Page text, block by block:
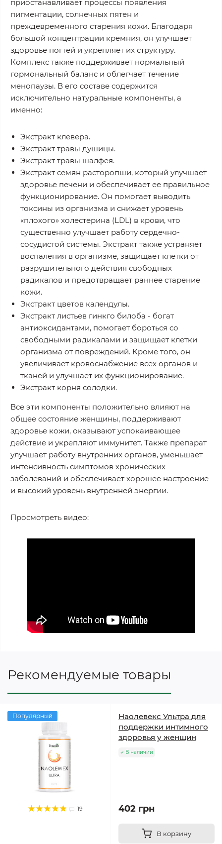
приостанавливает процессы появления
пигментации, солнечных пятен и
преждевременного старения кожи. Благодаря
большой концентрации кремния, он улучшает
здоровье ногтей и укрепляет их структуру.
Комплекс также поддерживает нормальный
гормональный баланс и облегчает течение
менопаузы. В его составе содержится
исключительно натуральные компоненты, а
именно:
Экстракт клевера.
Экстракт травы душицы.
Экстракт травы шалфея.
Экстракт семян расторопши, который улучшает
здоровье печени и обеспечивает ее правильное
функционирование. Он помогает выводить
токсины из организма и снижает уровень
«плохого» холестерина (LDL) в крови, что
существенно улучшает работу сердечно-
сосудистой системы. Экстракт также устраняет
воспаления в организме, защищает клетки от
разрушительного действия свободных
радикалов и предотвращает раннее старение
кожи.
Экстракт цветов календулы.
Экстракт листьев гинкго билоба - богат
антиоксидантами, помогает бороться со
свободными радикалами и защищает клетки
организма от повреждений. Кроме того, он
увеличивает кровоснабжение всех органов и
тканей и улучшает их функционирование.
Экстракт корня солодки.
Все эти компоненты положительно влияют на
общее состояние женщины, поддерживают
здоровье кожи, оказывают успокаивающее
действие и укрепляют иммунитет. Также препарат
улучшает работу внутренних органов, уменьшает
интенсивность симптомов хронических
заболеваний и обеспечивает хорошее настроение
и высокий уровень внутренней энергии.
Просмотреть видео:
Рекомендуемые товары
Популярный
19
Наолевекс Ультра для
поддержки интимного
здоровья у женщин
В наличии
402 грн
В корзину